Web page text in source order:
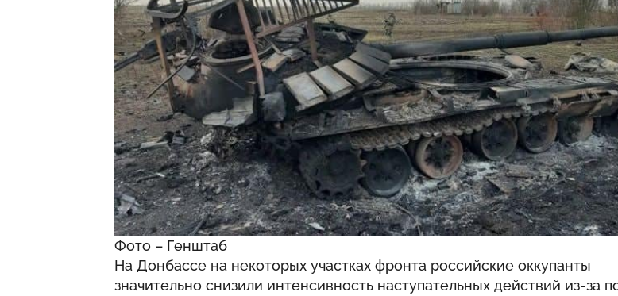
Фото – Генштаб
На Донбассе на некоторых участках фронта российские оккупанты
значительно снизили интенсивность наступательных действий из-за